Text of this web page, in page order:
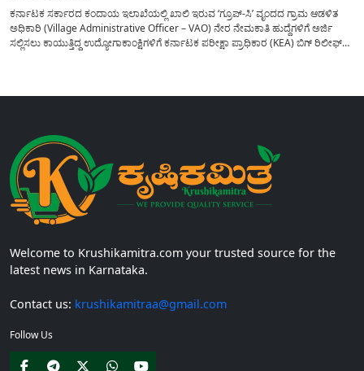
ಕರ್ನಾಟಕ ಸರ್ಕಾರದ ಕಂದಾಯ ಇಲಾಖೆಯಲ್ಲಿ ಖಾಲಿ ಇರುವ ‘ಗ್ರೂಪ್-ಸಿ’ ವೃಂದದ ಗ್ರಾಮ ಆಡಳಿತ
ಅಧಿಕಾರಿ (Village Administrative Officer – VAO) ನೇರ ನೇಮಕಾತಿ ಹುದ್ದೆಗಳಿಗೆ ಅರ್ಜಿ
ಸಲ್ಲಿಸಲು ಕಾಯುತ್ತಿದ್ದ ಉದ್ಯೋಗಾಕಾಂಕ್ಷಿಗಳಿಗೆ ಕರ್ನಾಟಕ ಪರೀಕ್ಷಾ ಪ್ರಾಧಿಕಾರ (KEA) ಬಿಗ್ ರಿಲೀಫ್
Welcome to Krushikamitra.com your trusted source for the
latest news in Karnataka.
Contact us: krushikamitraa@gmail.com
Follow Us